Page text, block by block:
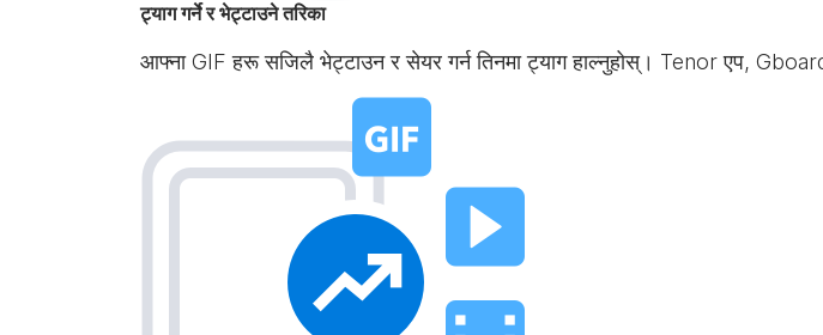
ट्याग गर्ने र भेट्टाउने तरिका
आफ्ना GIF हरू सजिलै भेट्टाउन र सेयर गर्न तिनमा ट्याग हाल्नुहोस्। Tenor एप,